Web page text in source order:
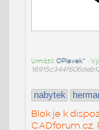
Umístil:OPlavek^ •
nabytek
Blok je k
CADforum.cz.